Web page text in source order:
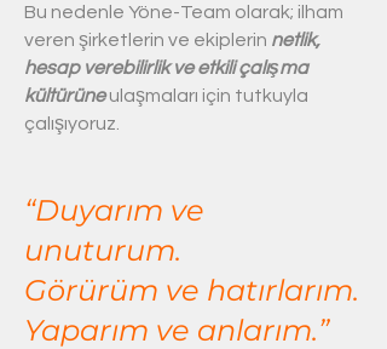
Bu nedenle Yöne-Team olarak; ilham
veren şirketlerin ve ekiplerin netlik,
hesap verebilirlik ve etkili çalışma
kültürüneulaşmaları için tutkuyla
çalışıyoruz.
“Duyarım ve
unuturum.
Görürüm ve hatırlarım.
Yaparım ve anlarım.”